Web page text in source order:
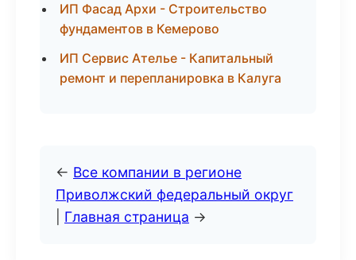
ИП Фасад Архи - Строительство
фундаментов в Кемерово
ИП Сервис Ателье - Капитальный
ремонт и перепланировка в Калуга
← Все компании в регионе
Приволжский федеральный округ
Главная страница →